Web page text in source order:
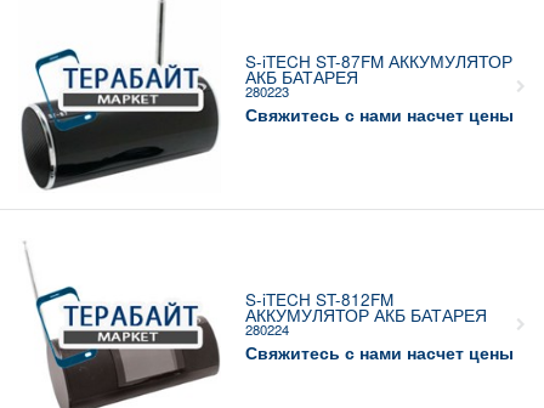
S-iTECH ST-87FM АККУМУЛЯТОР
АКБ БАТАРЕЯ
280223
Свяжитесь с нами насчет цены
S-iTECH ST-812FM
АККУМУЛЯТОР АКБ БАТАРЕЯ
280224
Свяжитесь с нами насчет цены